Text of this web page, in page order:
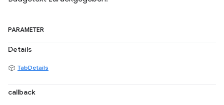
PARAMETER
Details
TabDetails
callback